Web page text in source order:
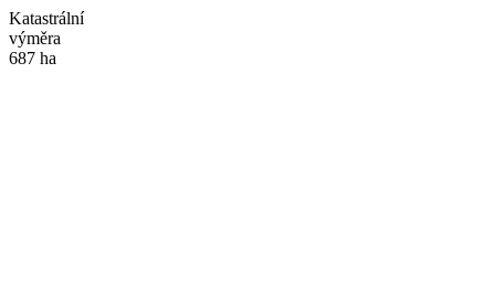
Katastrální
výměra
687 ha